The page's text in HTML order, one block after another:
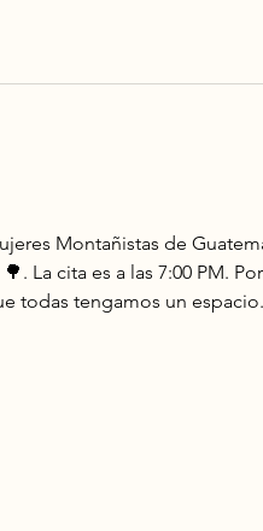
Montañistas de
La cita es a las 7:00 PM.
todas tengamos un